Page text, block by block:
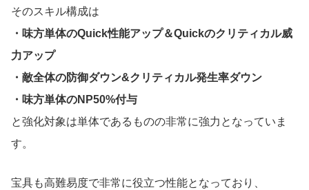
そのスキル構成は
・味方単体のQuick性能アップ＆Quickのクリティカル威
力アップ
・敵全体の防御ダウン&クリティカル発生率ダウン
・味方単体のNP50%付与
と強化対象は単体であるものの非常に強力となっていま
す。
宝具も高難易度で非常に役立つ性能となっており、